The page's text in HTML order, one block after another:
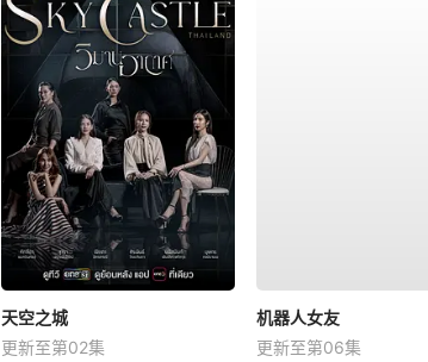
天空之城
更新至第02集
机器人女友
更新至第06集